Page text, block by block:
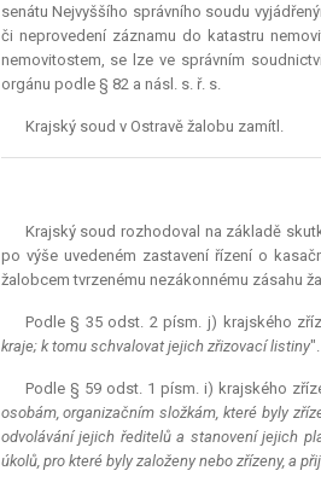
senátu Nejvyššího správního soudu
či neprovedení záznamu do katastru
nemovitostem, se lze ve správním
orgánu podle § 82 a násl. s. ř. s.
Krajský soud v Ostravě žalobu zamítl.
Krajský soud rozhodoval na základě
po výše uvedeném zastavení řízení o
žalobcem tvrzenému nezákonnému zásahu
Podle § 35 odst. 2 písm. j) krajského
kraje; k tomu schvalovat jejich zřizovací listiny".
Podle § 59 odst. 1 písm. i) krajského
osobám, organizačním složkám, které byly
odvolávání jejich ředitelů a stanovení jejich
úkolů, pro které byly založeny nebo zřízeny, a